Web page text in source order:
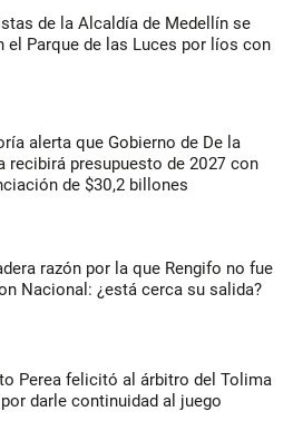
de la Alcaldía de Medellín se
el Parque de las Luces por líos con
alerta que Gobierno de De la
recibirá presupuesto de 2027 con
de $30,2 billones
razón por la que Rengifo no fue
Nacional: ¿está cerca su salida?
Perea felicitó al árbitro del Tolima
darle continuidad al juego